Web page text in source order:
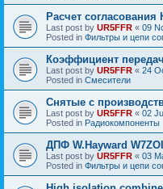
Расчет
Last post by UR5FFR « 09
Posted in Фильтры и цепи
Коэффициент
Last post by UR5FFR « 24
Posted in Смесители
Снятые с
Last post by UR5FFR « 02
Posted in Радиокомпоненты
ДПФ W.Hayward W7ZOI
Last post by UR5FFR « 03
Posted in Фильтры и цепи